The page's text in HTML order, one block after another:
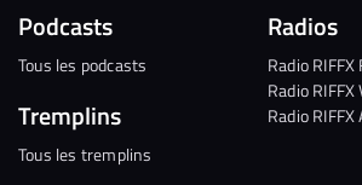
Podcasts
Tous les podcasts
Tremplins
Tous les tremplins
Radios
Radio
Radio RIFFX
Radio RIFFX